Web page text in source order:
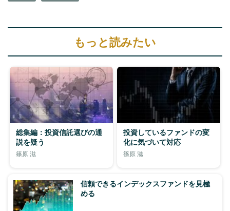
もっと読みたい
総集編：投資信託選びの通
説を疑う
篠原 滋
投資しているファンドの変
化に気づいて対応
篠原 滋
信頼できるインデックスファンドを見極
める